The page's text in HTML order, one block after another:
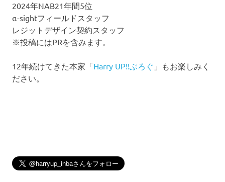
2024年NAB21年間5位
α-sightフィールドスタッフ
レジットデザイン契約スタッフ
※投稿にはPRを含みます。
12年続けてきた本家「Harry UP!!ぶろぐ 」もお楽しみく
ださい。